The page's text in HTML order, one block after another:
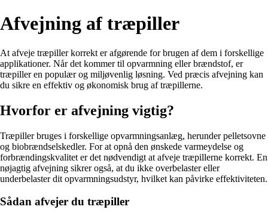
Afvejning af træpiller
At afveje træpiller korrekt er afgørende for brugen af dem i forskellige
applikationer. Når det kommer til opvarmning eller brændstof, er
træpiller en populær og miljøvenlig løsning. Ved præcis afvejning kan
du sikre en effektiv og økonomisk brug af træpillerne.
Hvorfor er afvejning vigtig?
Træpiller bruges i forskellige opvarmningsanlæg, herunder pelletsovne
og biobrændselskedler. For at opnå den ønskede varmeydelse og
forbrændingskvalitet er det nødvendigt at afveje træpillerne korrekt. En
nøjagtig afvejning sikrer også, at du ikke overbelaster eller
underbelaster dit opvarmningsudstyr, hvilket kan påvirke effektiviteten.
Sådan afvejer du træpiller